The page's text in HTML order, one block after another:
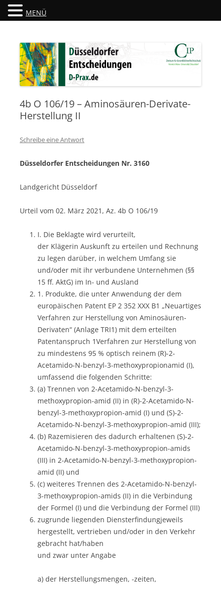
Düsseldorfer Entscheidungen
4b O 106/19 – Aminosäuren-Derivate-
Herstellung II
Schreibe eine Antwort
Düsseldorfer Entscheidungen Nr. 3160
Landgericht Düsseldorf
Urteil vom 02. März 2021, Az. 4b O 106/19
I. Die Beklagte wird verurteilt,
der Klägerin Auskunft zu erteilen und Rechnung
zu legen darüber, in welchem Umfang sie
und/oder mit ihr verbundene Unternehmen (§§
15 ff. AktG) im In- und Ausland
1. Produkte, die unter Anwendung der dem
europäischen Patent EP 2 352 XXX B1 „Neuartiges
Verfahren zur Herstellung von Aminosäuren-
Derivaten“ (Anlage TRI1) mit dem erteilten
Patentanspruch 1Verfahren zur Herstellung von
zu mindestens 95 % optisch reinem (R)-2-
Acetamido-N-benzyl-3-methoxypropionamid (I),
umfassend die folgenden Schritte:
(a) Trennen von 2-Acetamido-N-benzyl-3-
methoxypropion-amid (II) in (R)-2-Acetamido-N-
benzyl-3-methoxypropion-amid (I) und (S)-2-
Acetamido-N-benzyl-3-methoxypropion-amid (III);
(b) Razemisieren des dadurch erhaltenen (S)-2-
Acetamido-N-benzyl-3-methoxypropion-amids
(III) in 2-Acetamido-N-benzyl-3-methoxypropion-
amid (II) und
(c) weiteres Trennen des 2-Acetamido-N-benzyl-
3-methoxypropion-amids (II) in die Verbindung
der Formel (I) und die Verbindung der Formel (III)
zugrunde liegenden Diensterfindungjeweils
hergestellt, vertrieben und/oder in den Verkehr
gebracht hat/haben
und zwar unter Angabe
a) der Herstellungsmengen, -zeiten,
MENÜ